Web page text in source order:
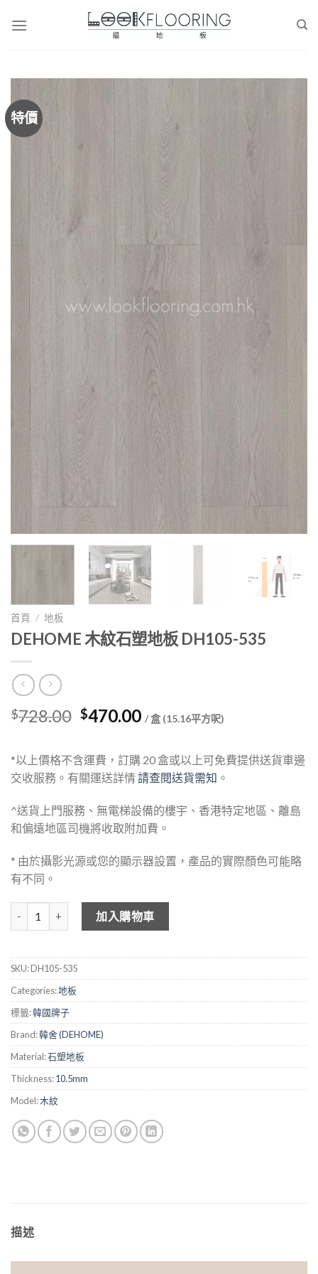
特價
首頁 / 地板
DEHOME 木紋石塑地板 DH105-535
$728.00 Original
was:
$728.00.
$470.00Current
$470.00.
/ 盒 (15.16平方呎)
*以上價格不含運費，訂購 20 盒或以上可免費提供送貨車邊
交收服務。有關運送詳情請查閱送貨需知 。
^送貨上門服務、無電梯設備的樓宇、香港特定地區、離島
和偏遠地區司機將收取附加費。
* 由於攝影光源或您的顯示器設置，產品的實際顏色可能略
有不同。
DEHOME 木紋石塑地板 DH105-535 數量
加入購物車
SKU:DH105-535
Categories:地板
標籤:韓國牌子
Brand:韓舍 (DEHOME)
Material:石塑地板
Thickness:10.5mm
Model:木紋
描述